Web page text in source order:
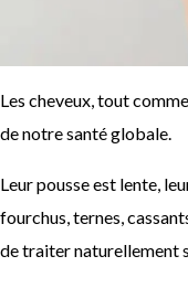
Les cheveux, tout
de notre santé globale.
Leur pousse est lente,
fourchus, ternes,
de traiter naturellement